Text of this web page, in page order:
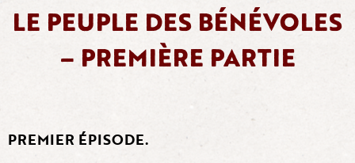
LE PEUPLE DES BÉNÉVOLES
– PREMIÈRE PARTIE
PREMIER ÉPISODE.